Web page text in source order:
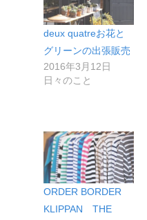
deux quatreお花と
グリーンの出張販売
2016年3月12日
日々のこと
ORDER BORDER
KLIPPAN THE